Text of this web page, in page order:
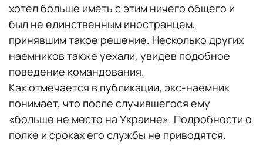
хотел больше иметь с этим ничего общего и
был не единственным иностранцем,
принявшим такое решение. Несколько других
наемников также уехали, увидев подобное
поведение командования.
Как отмечается в публикации, экс-наемник
понимает, что после случившегося ему
«больше не место на Украине». Подробности о
полке и сроках его службы не приводятся.